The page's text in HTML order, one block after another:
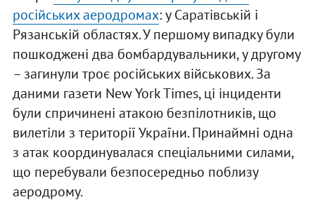
російських аеродромах: у Саратівській і
Рязанській областях. У першому випадку були
пошкоджені два бомбардувальники, у другому
– загинули троє російських військових. За
даними газети New York Times, ці інциденти
були спричинені атакою безпілотників, що
вилетіли з території України. Принаймні одна
з атак координувалася спеціальними силами,
що перебували безпосередньо поблизу
аеродрому.